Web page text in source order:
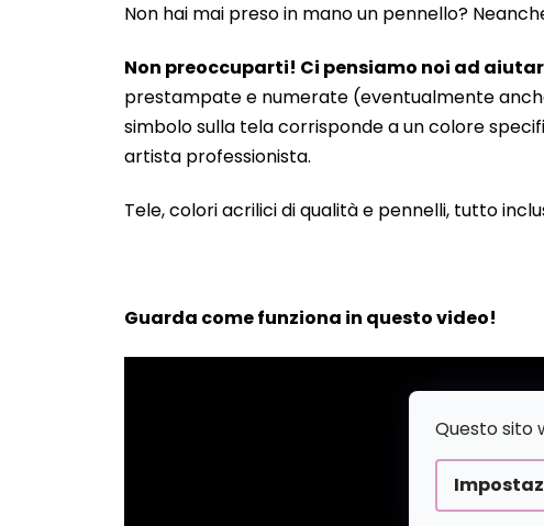
Questo sito
prestampate e numerate (eventualmente
simbolo sulla tela corrisponde a un colore
artista professionista.